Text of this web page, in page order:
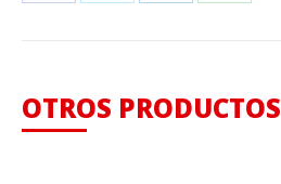
OTROS PRODUCTOS